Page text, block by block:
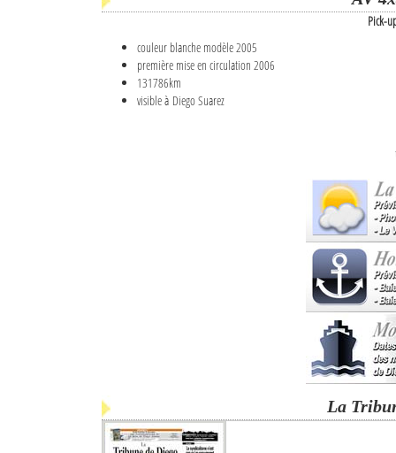
Pick-
couleur blanche modèle 2005
première mise en circulation 2006
131786km
visible à Diego Suarez
La